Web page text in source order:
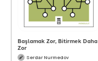
Başlamak Zor, Bitirmek Daha
Zor
Serdar Nurmedov